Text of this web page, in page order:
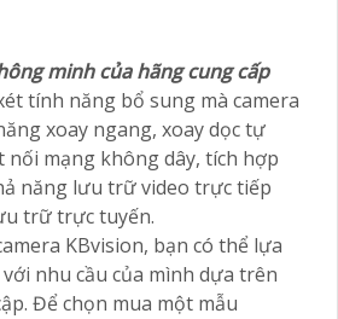
minh của hãng cung cấp
tính năng bổ sung mà camera
xoay ngang, xoay dọc tự
nối mạng không dây, tích hợp
năng lưu trữ video trực tiếp
trữ trực tuyến.
KBvision, bạn có thể lựa
nhu cầu của mình dựa trên
Để chọn mua một mẫu